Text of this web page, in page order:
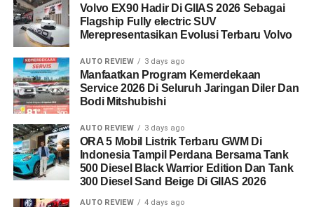
Volvo EX90 Hadir Di GIIAS 2026 Sebagai
Flagship Fully electric SUV
Merepresentasikan Evolusi Terbaru Volvo
AUTO REVIEW 3 days ago
Manfaatkan Program Kemerdekaan
Service 2026 Di Seluruh Jaringan Diler Dan
Bodi Mitshubishi
AUTO REVIEW 3 days ago
ORA 5 Mobil Listrik Terbaru GWM Di
Indonesia Tampil Perdana Bersama Tank
500 Diesel Black Warrior Edition Dan Tank
300 Diesel Sand Beige Di GIIAS 2026
AUTO REVIEW 4 days ago